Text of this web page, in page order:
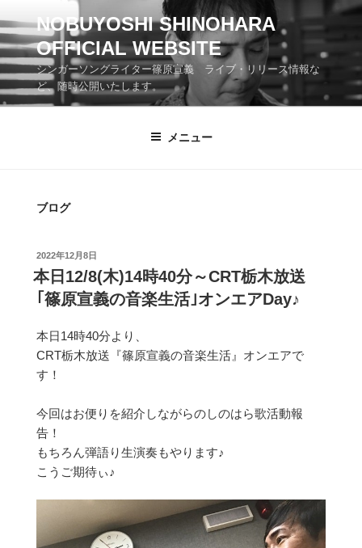
ン
テ
ン
ツ
へ
NOBUYOSHI SHINOHARA
OFFICIAL WEBSITE
シンガーソングライター篠原宣義 ライブ・リリース情報な
ど、随時公開いたします。
メニュー
ブログ
投
稿
日:
2022年12月8日
本日12/8(木)14時40分～CRT栃木放送
｢篠原宣義の音楽生活｣オンエアDay♪
本日14時40分より、
CRT栃木放送『篠原宣義の音楽生活』オンエアで
す！
今回はお便りを紹介しながらのしのはら歌活動報
告！
もちろん弾語り生演奏もやります♪
こうご期待ぃ♪